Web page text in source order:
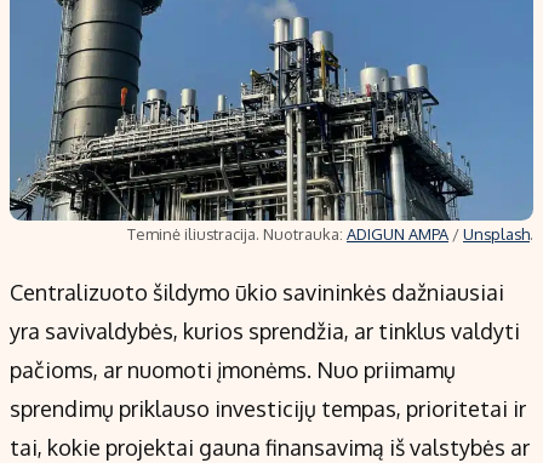
Teminė iliustracija. Nuotrauka: ADIGUN AMPA /Unsplash.
Centralizuoto šildymo ūkio savininkės dažniausiai
yra savivaldybės, kurios sprendžia, ar tinklus valdyti
pačioms, ar nuomoti įmonėms. Nuo priimamų
sprendimų priklauso investicijų tempas, prioritetai ir
tai, kokie projektai gauna finansavimą iš valstybės ar